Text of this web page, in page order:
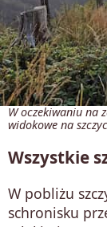
W oczekiwaniu na
widokowe na
Wszystkie
W pobliżu
schronisku